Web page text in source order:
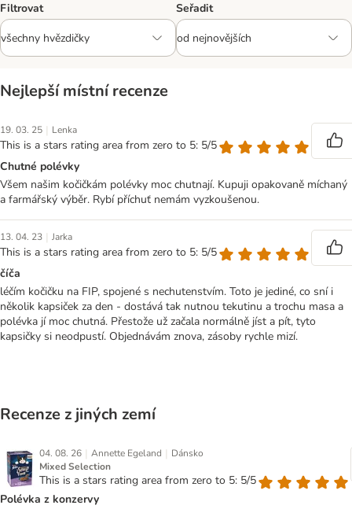
Filtrovat Seřadit
Nejlepší místní recenze
19. 03. 25 | Lenka
This is a stars rating area from zero to 5: 5/5
Chutné polévky
Všem našim kočičkám polévky moc chutnají. Kupuji opakovaně míchaný
a farmářský výběr. Rybí příchuť nemám vyzkoušenou.
13. 04. 23 | Jarka
This is a stars rating area from zero to 5: 5/5
číča
léčím kočičku na FIP, spojené s nechutenstvím. Toto je jediné, co sní i
několik kapsiček za den - dostává tak nutnou tekutinu a trochu masa a
polévka jí moc chutná. Přestože už začala normálně jíst a pít, tyto
kapsičky si neodpustí. Objednávám znova, zásoby rychle mizí.
Recenze z jiných zemí
04. 08. 26 | Annette Egeland | Dánsko
Mixed Selection
This is a stars rating area from zero to 5: 5/5
Polévka z konzervy